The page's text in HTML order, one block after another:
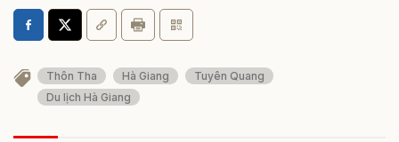
Thôn Tha Hà Giang
Tuyên Quang
Du lịch Hà Giang